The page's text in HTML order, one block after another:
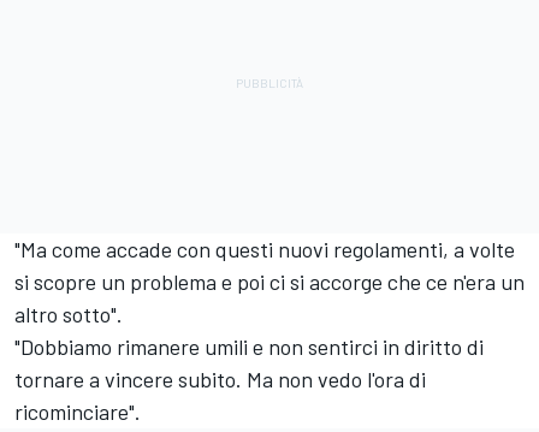
"Ma come accade con questi nuovi regolamenti, a volte
si scopre un problema e poi ci si accorge che ce n'era un
altro sotto".
"Dobbiamo rimanere umili e non sentirci in diritto di
tornare a vincere subito. Ma non vedo l'ora di
ricominciare".